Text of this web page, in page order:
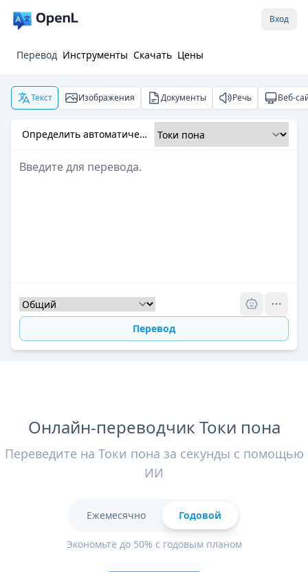
Вход
Перевод Инструменты Скачать Цены
Текст Изображения Документы Речь Веб-
Определить автоматически
Перевод
Онлайн-переводчик Токи пона
Переведите на Токи пона за секунды с помощью
ИИ
Ежемесячно Годовой
Экономьте до 50% с годовым планом